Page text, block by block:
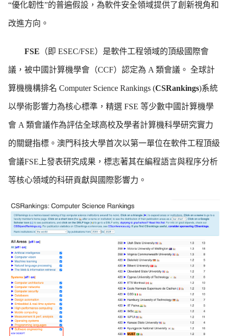
“優化韌性”的普遍假設，為軟件安全領域提供了創新視角和
改進方向。
FSE （即 ESEC/FSE）是軟件工程領域的頂級國際會
議，被中國計算機學會（CCF）認定為 A 類會議。 全球計
算機機構排名 Computer Science Rankings (CSRankings)系統
以學術影響力為核心標準，精選 FSE 等少數中國計算機學
會 A 類會議作為評估全球高校及學者計算機科學研究實力
的關鍵指標。澳門科技大學首次以第一單位在軟件工程頂級
會議FSE 上發表研究成果，標志著其在編程語言與程序分析
等核心領域的科研貢獻與國際影響力。